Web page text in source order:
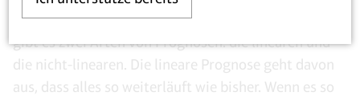
enorme Schwierigkeiten entstehen. Im Allgemeinen
gibt es zwei Arten von Prognosen: die linearen und
die nicht-linearen. Die lineare Prognose geht davon
aus, dass alles so weiterläuft wie bisher. Wenn es so